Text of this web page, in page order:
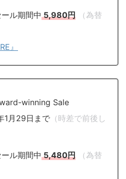
ル期間中5,980円
（為替
』
winning Sale
1月29日まで （時差で前後し
ル期間中5,480円
（為替